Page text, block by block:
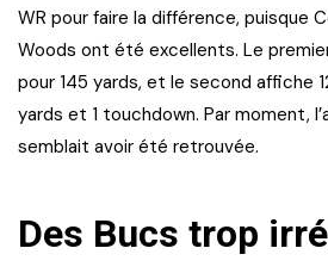
WR pour faire la différence, puisque
Woods ont été excellents. Le
pour 145 yards, et le second affiche
yards et 1 touchdown. Par moment,
semblait avoir été retrouvée.
Des Bucs trop